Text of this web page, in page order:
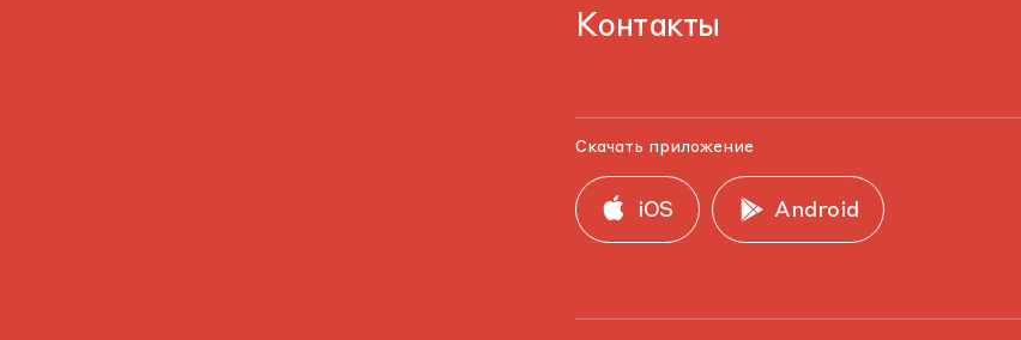
Контакты
Скачать приложение
iOS Android